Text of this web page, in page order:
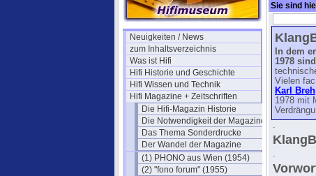
Neuigkeiten / News
zum Inhaltsverzeichnis
Was ist Hifi
Hifi Historie und Geschichte
Hifi Wissen und Technik
Hifi Magazine + Zeitschriften
Die Hifi-Magazin Historie
Die Notwendigkeit der Magazine
Das Thema Sonderdrucke
Der Wandel der Magazine
(1) PHONO aus Wien (1954)
(2) "fono forum" (1955)
Sie sind
In dem
1978
Vielen
Karl Breh
1978 mit
.
.